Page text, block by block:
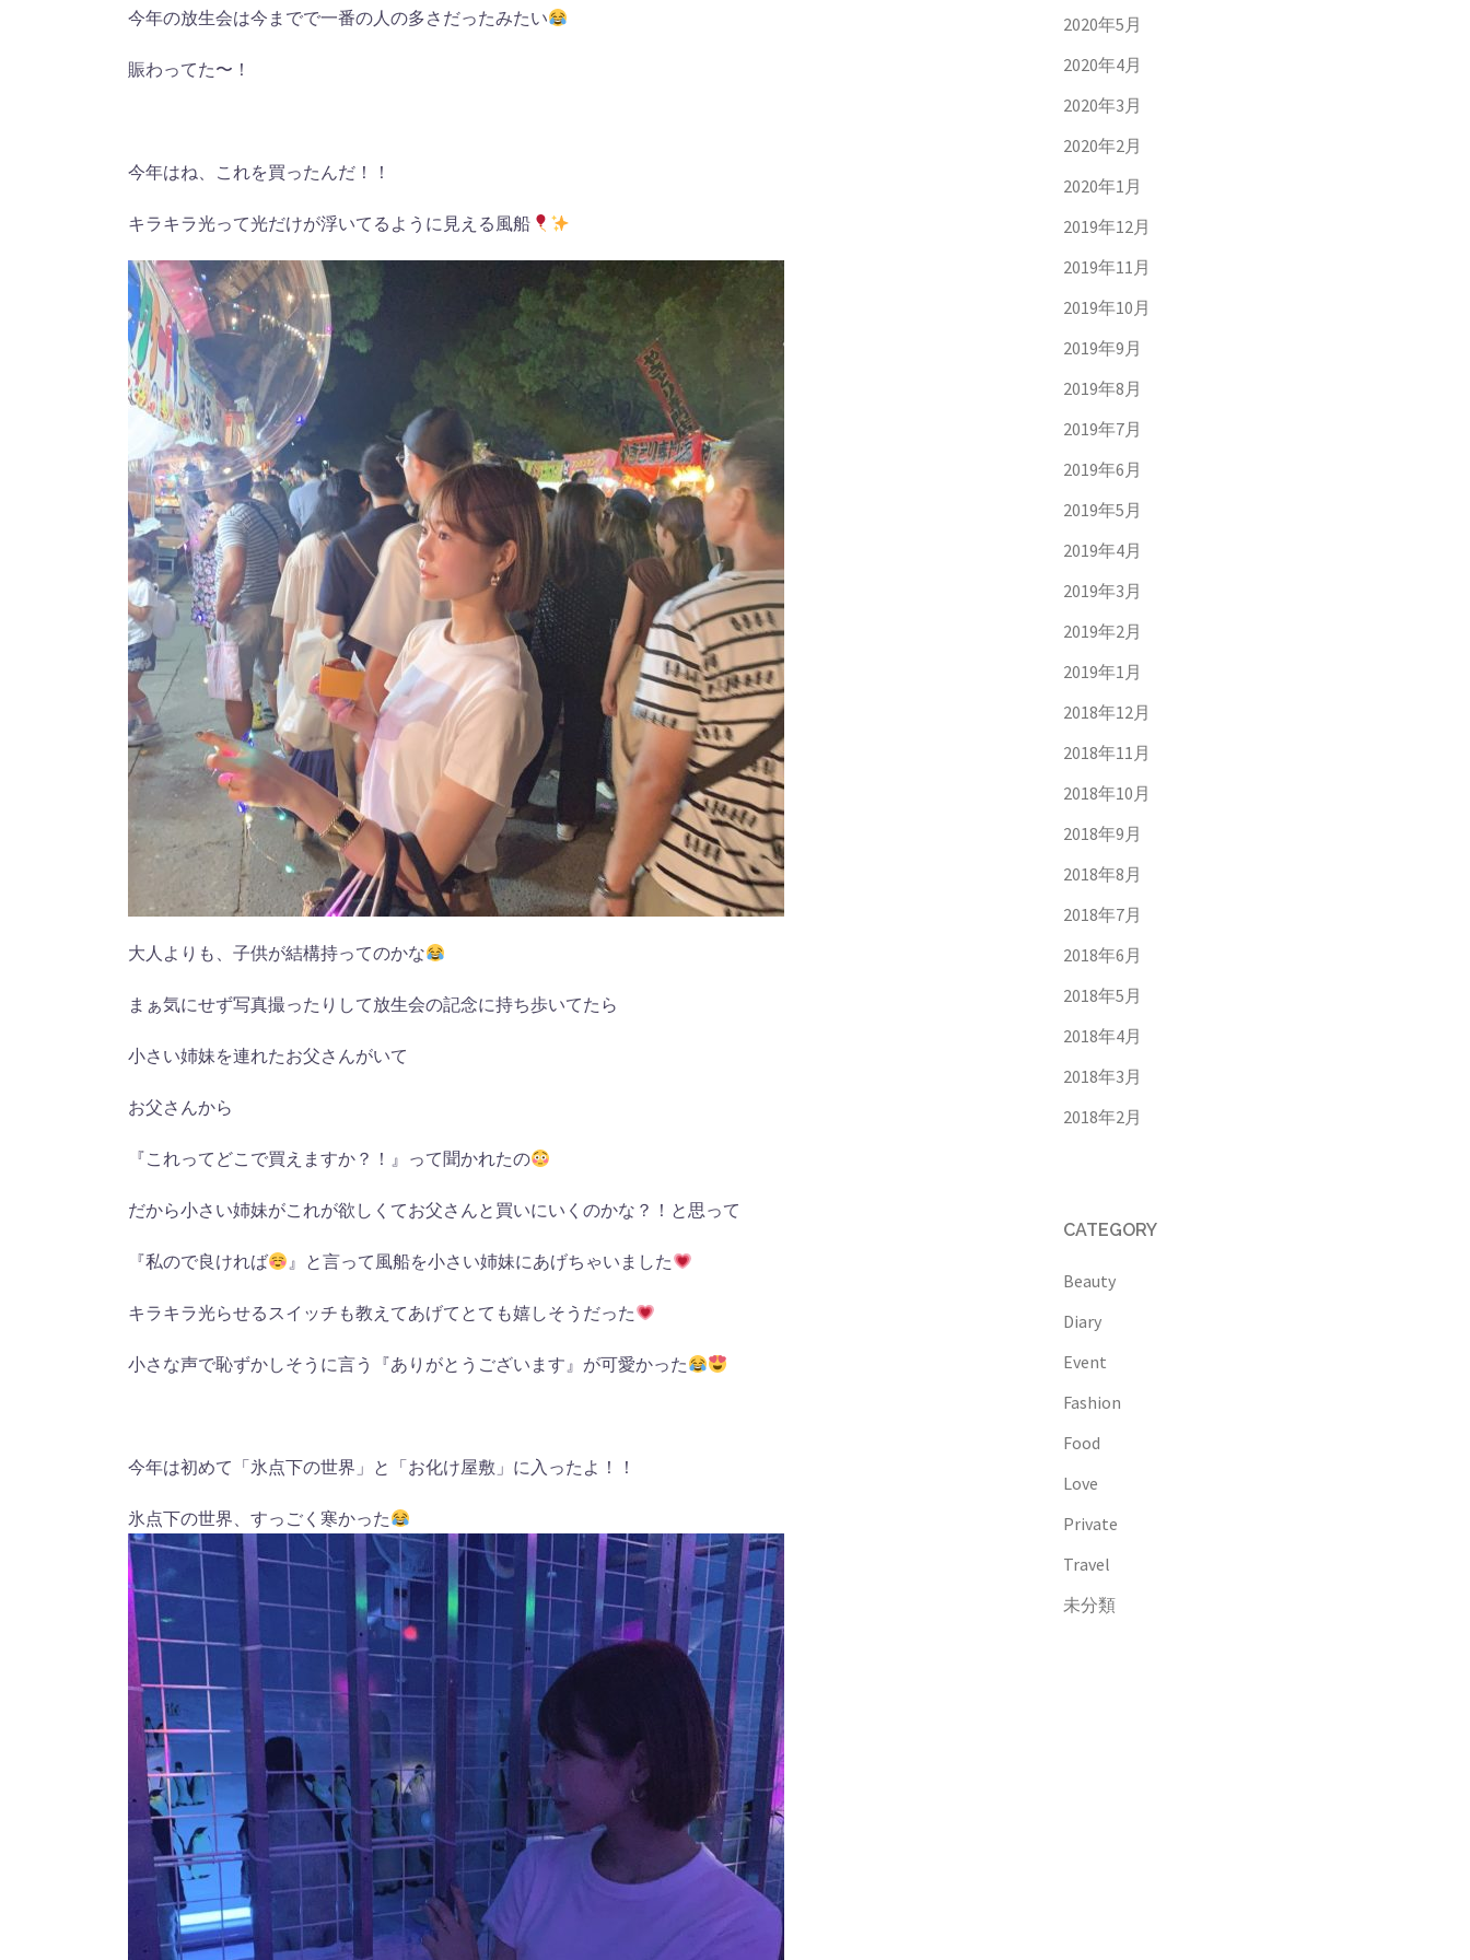
今年の放生会は今までで一番の人の多さだったみたい
賑わってた〜！
今年はね、これを買ったんだ！！
キラキラ光って光だけが浮いてるように見える風船
大人よりも、子供が結構持ってのかな
まぁ気にせず写真撮ったりして放生会の記念に持ち歩いてたら
小さい姉妹を連れたお父さんがいて
お父さんから
『これってどこで買えますか？！』って聞かれたの
だから小さい姉妹がこれが欲しくてお父さんと買いにいくのかな？！と思って
『私ので良ければ 』と言って風船を小さい姉妹にあげちゃいました
キラキラ光らせるスイッチも教えてあげてとても嬉しそうだった
小さな声で恥ずかしそうに言う『ありがとうございます』が可愛かった
今年は初めて「氷点下の世界」と「お化け屋敷」に入ったよ！！
氷点下の世界、すっごく寒かった
2020年5月
2020年4月
2020年3月
2020年2月
2020年1月
2019年12月
2019年11月
2019年10月
2019年9月
2019年8月
2019年7月
2019年6月
2019年5月
2019年4月
2019年3月
2019年2月
2019年1月
2018年12月
2018年11月
2018年10月
2018年9月
2018年8月
2018年7月
2018年6月
2018年5月
2018年4月
2018年3月
2018年2月
CATEGORY
Beauty
Diary
Event
Fashion
Food
Love
Private
Travel
未分類